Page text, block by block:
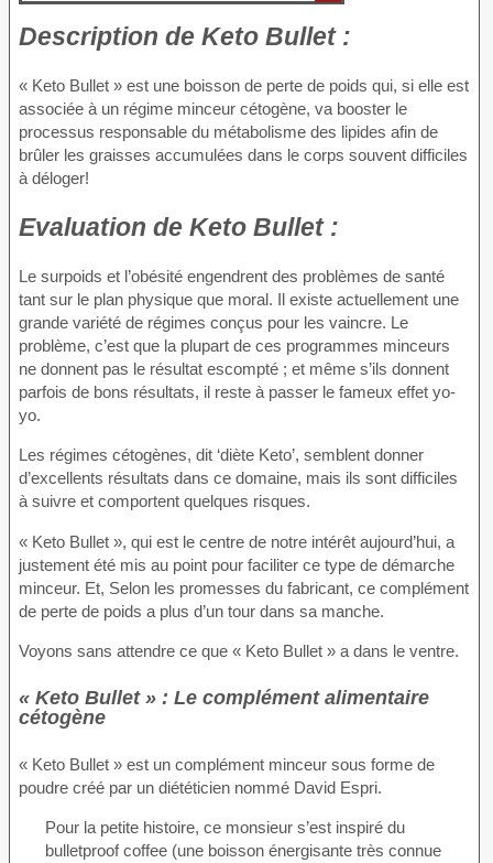
Description de Keto Bullet :
« Keto Bullet » est une boisson de perte de poids qui, si elle est
associée à un régime minceur cétogène, va booster le
processus responsable du métabolisme des lipides afin de
brûler les graisses accumulées dans le corps souvent difficiles
à déloger!
Evaluation de Keto Bullet :
Le surpoids et l’obésité engendrent des problèmes de santé
tant sur le plan physique que moral. Il existe actuellement une
grande variété de régimes conçus pour les vaincre. Le
problème, c’est que la plupart de ces programmes minceurs
ne donnent pas le résultat escompté ; et même s’ils donnent
parfois de bons résultats, il reste à passer le fameux effet yo-
yo.
Les régimes cétogènes, dit ‘diète Keto’, semblent donner
d’excellents résultats dans ce domaine, mais ils sont difficiles
à suivre et comportent quelques risques.
« Keto Bullet », qui est le centre de notre intérêt aujourd’hui, a
justement été mis au point pour faciliter ce type de démarche
minceur. Et, Selon les promesses du fabricant, ce complément
de perte de poids a plus d’un tour dans sa manche.
Voyons sans attendre ce que « Keto Bullet » a dans le ventre.
« Keto Bullet » : Le complément alimentaire
cétogène
« Keto Bullet » est un complément minceur sous forme de
poudre créé par un diététicien nommé David Espri.
Pour la petite histoire, ce monsieur s’est inspiré du
bulletproof coffee (une boisson énergisante très connue